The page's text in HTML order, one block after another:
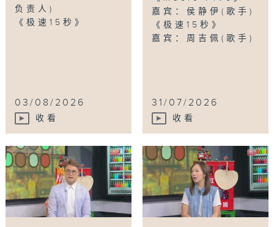
负责人)
《极速15秒》
03/08/2026
收看
嘉宾：侯静伊(歌手)
《极速15秒》
嘉宾：周吉佩(歌手)
31/07/2026
收看